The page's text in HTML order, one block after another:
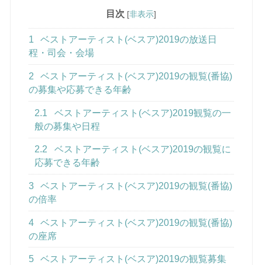
目次 [非表示]
1
ベストアーティスト(ベスア)2019の放送日
程・司会・会場
2
ベストアーティスト(ベスア)2019の観覧(番協)
の募集や応募できる年齢
2.1
ベストアーティスト(ベスア)2019観覧の一
般の募集や日程
2.2
ベストアーティスト(ベスア)2019の観覧に
応募できる年齢
3
ベストアーティスト(ベスア)2019の観覧(番協)
の倍率
4
ベストアーティスト(ベスア)2019の観覧(番協)
の座席
5
ベストアーティスト(ベスア)2019の観覧募集